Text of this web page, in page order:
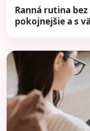
Ranná rutina
pokojnejšie a s